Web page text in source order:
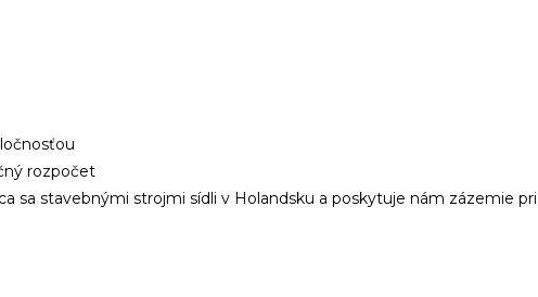
rozpočet
sa stavebnými strojmi sídli v Holandsku a poskytuje nám zázemie